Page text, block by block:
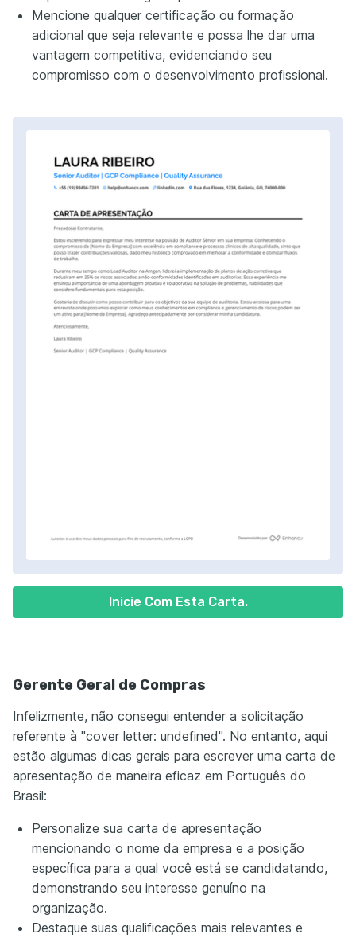
Inicie Com Esta Carta.
Mencione qualquer certificação ou formação
adicional que seja relevante e possa lhe dar uma
vantagem competitiva, evidenciando seu
compromisso com o desenvolvimento profissional.
Gerente Geral de Compras
Infelizmente, não consegui entender a solicitação
referente à "cover letter: undefined". No entanto, aqui
estão algumas dicas gerais para escrever uma carta de
apresentação de maneira eficaz em Português do
Brasil:
Personalize sua carta de apresentação
mencionando o nome da empresa e a posição
específica para a qual você está se candidatando,
demonstrando seu interesse genuíno na
organização.
Destaque suas qualificações mais relevantes e